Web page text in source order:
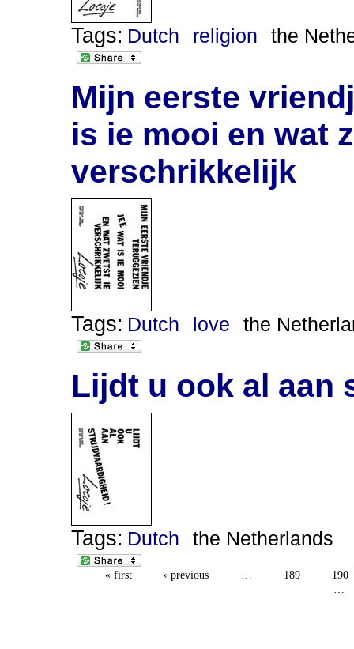
Tags: Dutch religion the
Mijn eerste
is ie mooi en wat
verschrikkelijk
Tags: Dutch love the
Lijdt u ook al aan
Tags: Dutch the Netherlands
« first ‹ previous … 189
190
…